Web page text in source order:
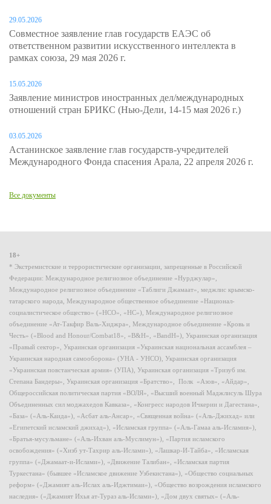
29.05.2026
Совместное заявление глав государств ЕАЭС об
ответственном развитии искусственного интеллекта в
рамках союза, 29 мая 2026 г.
15.05.2026
Заявление министров иностранных дел/международных
отношений стран БРИКС (Нью-Дели, 14-15 мая 2026 г.)
03.05.2026
Астанинское заявление глав государств-учредителей
Международного Фонда спасения Арала, 22 апреля 2026 г.
Все документы
18+
* Экстремистские и террористические организации, запрещенные в Российской
Федерации: Международное религиозное объединение «Нурджулар»,
Международное религиозное объединение «Таблиги Джамаат», меджлис крымско-
татарского народа, Международное общественное объединение «Национал-
социалистическое общество» («НСО», «НС»), Международное религиозное
объединение «Ат-Такфир Валь-Хиджра», Международное объединение «Кровь и
Честь» («Blood and Honour/Combat18», «B&H», «BandH»), Украинская организация
«Правый сектор», Украинская организация «Украинская национальная ассамблея –
Украинская народная самооборона» (УНА - УНСО), Украинская организация
«Украинская повстанческая армия» (УПА), Украинская организация «Тризуб им.
Степана Бандеры», Украинская организация «Братство», Полк «Азов», «Айдар»,
Общероссийская политическая партия «ВОЛЯ», «Высший военный Маджлисуль Шура
Объединенных сил моджахедов Кавказа», «Конгресс народов Ичкерии и Дагестана»,
«База» («Аль-Каида»), «Асбат аль-Ансар», «Священная война» («Аль-Джихад» или
«Египетский исламский джихад»), «Исламская группа» («Аль-Гамаа аль-Исламия»),
«Братья-мусульмане» («Аль-Ихван аль-Муслимун»), «Партия исламского
освобождения» («Хизб ут-Тахрир аль-Ислами»), «Лашкар-И-Тайба», «Исламская
группа» («Джамаат-и-Ислами»), «Движение Талибан», «Исламская партия
Туркестана» (бывшее «Исламское движение Узбекистана»), «Общество социальных
реформ» («Джамият аль-Ислах аль-Иджтимаи»), «Общество возрождения исламского
наследия» («Джамият Ихья ат-Тураз аль-Ислами»), «Дом двух святых» («Аль-